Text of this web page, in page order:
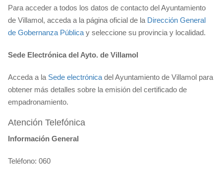
Para acceder a todos los datos de contacto del Ayuntamiento
de Villamol, acceda a la página oficial de la Dirección General
de Gobernanza Pública y seleccione su provincia y localidad.
Sede Electrónica del Ayto. de Villamol
Acceda a la Sede electrónica del Ayuntamiento de Villamol para
obtener más detalles sobre la emisión del certificado de
empadronamiento.
Atención Telefónica
Información General
Teléfono: 060